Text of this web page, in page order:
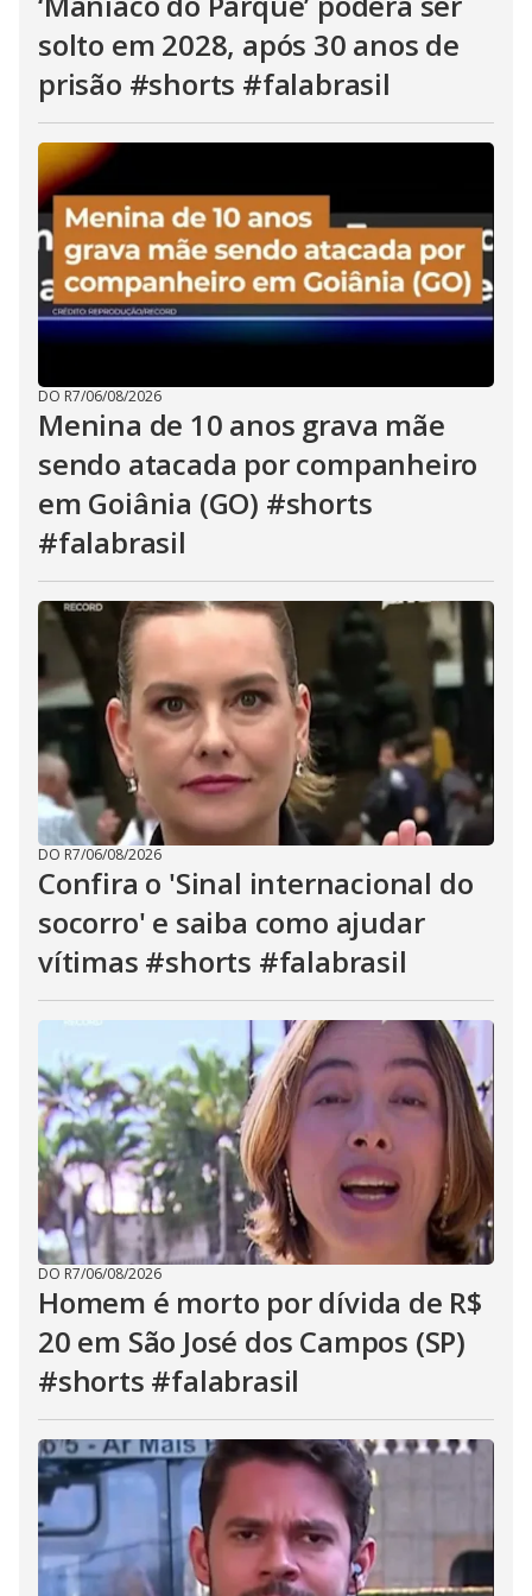
solto em 2028, após 30 anos de
prisão #shorts #falabrasil
DO R7/06/08/2026
Menina de 10 anos grava mãe
sendo atacada por companheiro
em Goiânia (GO) #shorts
#falabrasil
DO R7/06/08/2026
Confira o 'Sinal internacional do
socorro' e saiba como ajudar
vítimas #shorts #falabrasil
DO R7/06/08/2026
Homem é morto por dívida de R$
20 em São José dos Campos (SP)
#shorts #falabrasil